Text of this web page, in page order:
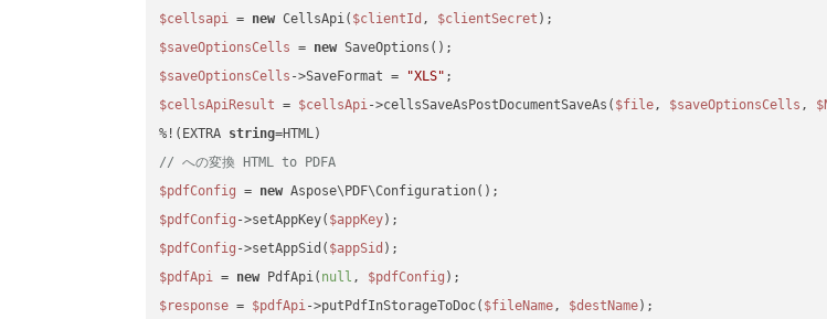
$cellsapi = new CellsApi( $clientId , $clientSecret
$saveOptionsCells = new
$saveOptionsCells ->SaveFormat = "XLS"
$cellsApiResult = $cellsApi->cellsSaveAsPostDocumentSaveAs( $file, $saveOptionsCells ,
%!(EXTRA string
// への変換 HTML to PDFA
$pdfConfig = new
$pdfConfig ->setAppKey( $appKey
$pdfConfig ->setAppSid( $appSid
$pdfApi = new PdfApi( null , $pdfConfig
$response = $pdfApi->putPdfInStorageToDoc( $fileName, $destName);